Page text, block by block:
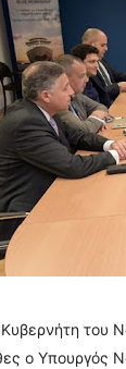
του
ο Υπουργός